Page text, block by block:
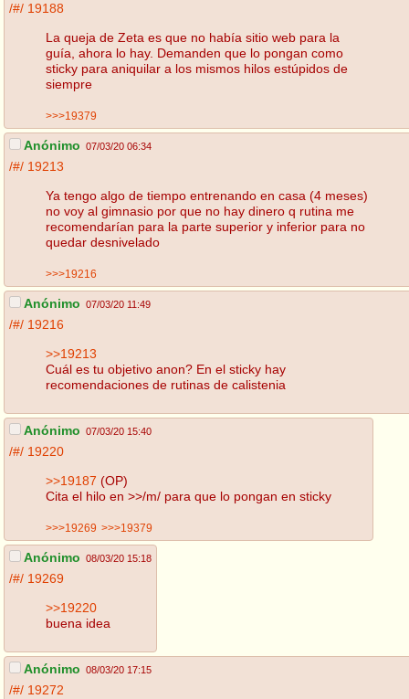
/#/ 19188
La queja de Zeta es que no había sitio web para la
guía, ahora lo hay. Demanden que lo pongan como
sticky para aniquilar a los mismos hilos estúpidos de
siempre
>>>19379
Anónimo 07/03/20 06:34
/#/ 19213
Ya tengo algo de tiempo entrenando en casa (4 meses)
no voy al gimnasio por que no hay dinero q rutina me
recomendarían para la parte superior y inferior para no
quedar desnivelado
>>>19216
Anónimo 07/03/20 11:49
/#/ 19216
>>19213
Cuál es tu objetivo anon? En el sticky hay
recomendaciones de rutinas de calistenia
Anónimo 07/03/20 15:40
/#/ 19220
>>19187 (OP)
Cita el hilo en >>/m/ para que lo pongan en sticky
>>>19269 >>>19379
Anónimo 08/03/20 15:18
/#/ 19269
>>19220
buena idea
Anónimo 08/03/20 17:15
/#/ 19272